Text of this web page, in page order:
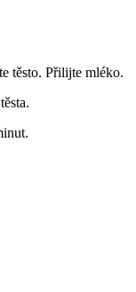
těsto. Přilijte mléko.